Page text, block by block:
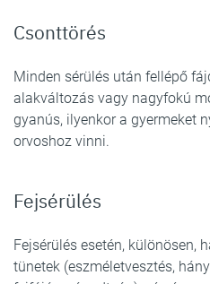
Csonttörés
Minden sérülés után fellépő
alakváltozás vagy nagyfokú
gyanús, ilyenkor a gyermeket
orvoshoz vinni.
Fejsérülés
Fejsérülés esetén, különösen,
tünetek (eszméletvesztés,